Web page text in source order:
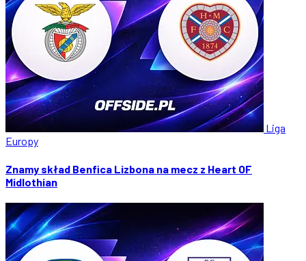
Liga
Europy
Znamy skład Benfica Lizbona na mecz z Heart OF
Midlothian